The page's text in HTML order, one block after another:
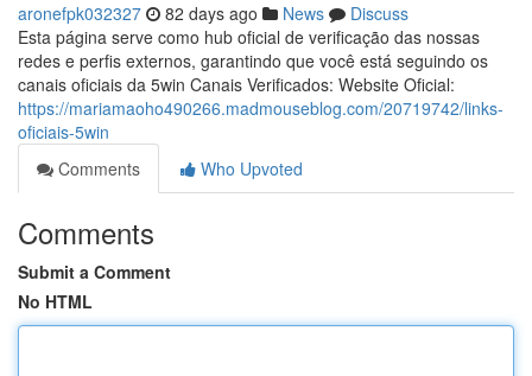
aronefpk032327 82 days ago News
Discuss
Esta página serve como hub oficial de verificação das nossas
redes e perfis externos, garantindo que você está seguindo os
canais oficiais da 5win Canais Verificados: Website Oficial:
https://mariamaoho490266.madmouseblog.com/20719742/links-
oficiais-5win
Comments
Who Upvoted
Comments
Submit a Comment
No HTML